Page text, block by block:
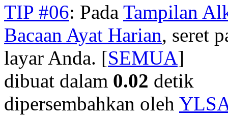
TIP #06: Pada Tampilan
Bacaan Ayat Harian, seret
layar Anda. [SEMUA]
dibuat dalam 0.02 detik
dipersembahkan oleh